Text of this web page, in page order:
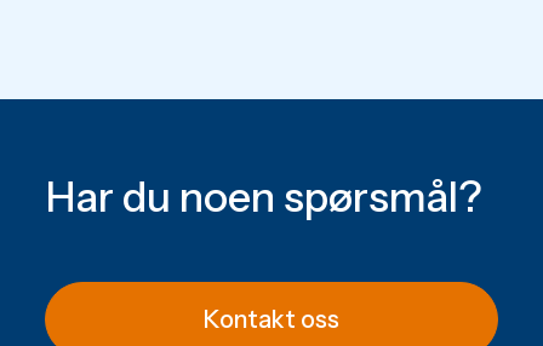
Har du noen spørsmål?
Kontakt oss